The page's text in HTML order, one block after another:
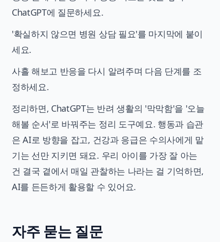
ChatGPT에 질문하세요.
'확실하지 않으면 병원 상담 필요'를 마지막에 붙이
세요.
사흘 해보고 반응을 다시 알려주며 다음 단계를 조
정하세요.
정리하면, ChatGPT는 반려 생활의 '막막함'을 '오늘
해볼 순서'로 바꿔주는 정리 도구예요. 행동과 습관
은 AI로 방향을 잡고, 건강과 응급은 수의사에게 맡
기는 선만 지키면 돼요. 우리 아이를 가장 잘 아는
건 결국 곁에서 매일 관찰하는 나라는 걸 기억하면,
AI를 든든하게 활용할 수 있어요.
자주 묻는 질문